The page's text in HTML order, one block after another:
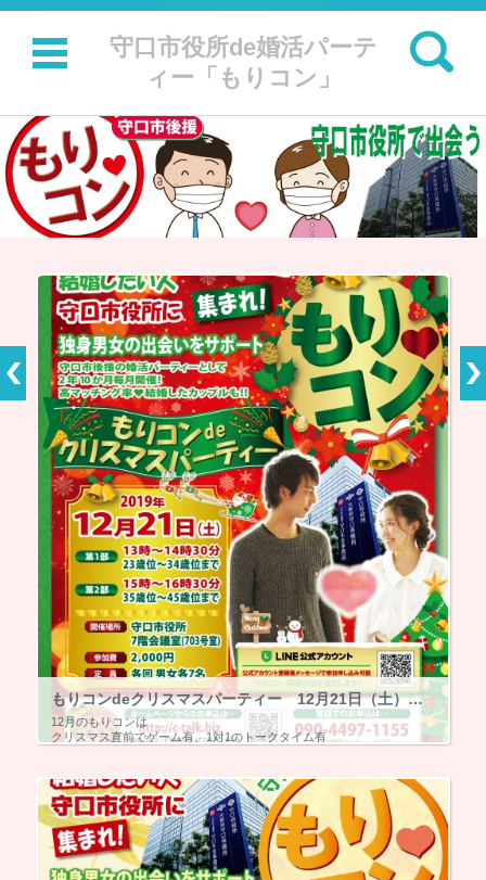
守口市役所de婚活パーテ
ィー「もりコン」
検索:
コンテンツに移動
もりコンdeクリスマスパーティー 12月21日（土）【終了・マッチング6組】
12月のもりコンは
クリスマス直前でゲーム有、1対1のトークタイム有